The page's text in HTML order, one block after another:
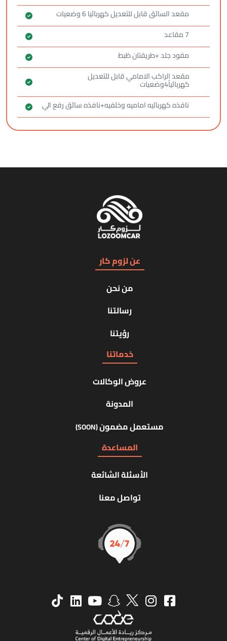
مقعد السائق قابل للتعديل كهربائيا 6 وضعيات
مقود جلد +طريقتان ظبط
مقعد الراكب الامامي قابل للتعديل
كهربائياً4وضعيات
نافذه كهربائيه اماميه وخلفيه+نافذه سائق رفع الي
عن لزوم كار
من نحن
رسالتنا
رؤيتنا
خدماتنا
عروض الوكالات
المدونة
مستعمل مضمون(SOON)
المساعدة
الأسئلة الشائعة
تواصل معنا